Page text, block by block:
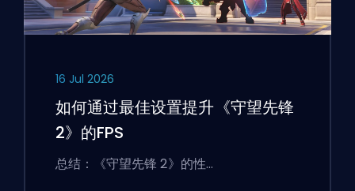
16 Jul 2026
如何通过最佳设置提升《守望先锋
2》的FPS
总结：《守望先锋 2》的性…